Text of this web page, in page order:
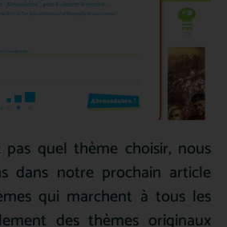
pas quel thème choisir, nous
dans notre prochain article
qui marchent à tous les
des thèmes originaux